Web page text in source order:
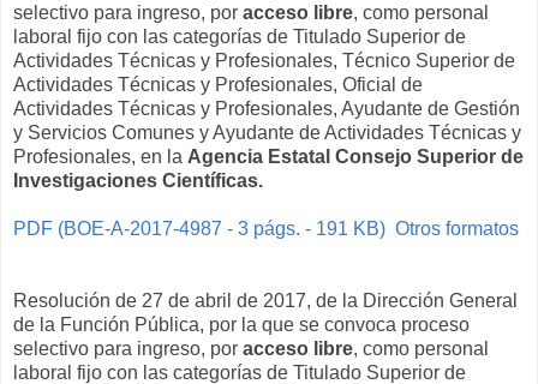
selectivo para ingreso, por acceso libre, como personal
laboral fijo con las categorías de Titulado Superior de
Actividades Técnicas y Profesionales, Técnico Superior de
Actividades Técnicas y Profesionales, Oficial de
Actividades Técnicas y Profesionales, Ayudante de Gestión
y Servicios Comunes y Ayudante de Actividades Técnicas y
Profesionales, en la Agencia Estatal Consejo Superior de
Investigaciones Científicas.
PDF (BOE-A-2017-4987 - 3 págs. - 191 KB) Otros formatos
Resolución de 27 de abril de 2017, de la Dirección General
de la Función Pública, por la que se convoca proceso
selectivo para ingreso, por acceso libre, como personal
laboral fijo con las categorías de Titulado Superior de